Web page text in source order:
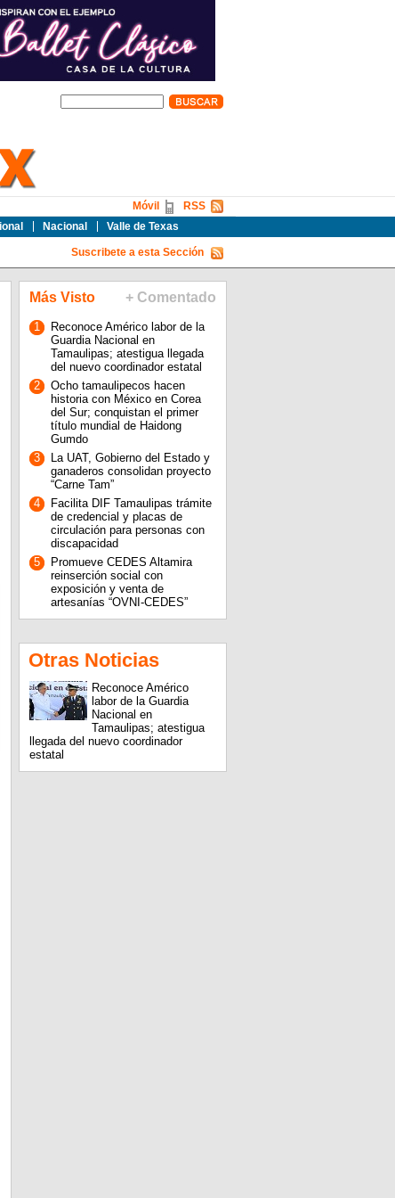
Nacional Valle de Texas
RSS
Móvil
Suscribete a esta Sección
Más Visto + Comentado
1
Reconoce Américo labor de la
Guardia Nacional en
Tamaulipas; atestigua llegada
del nuevo coordinador estatal
2
Ocho tamaulipecos hacen
historia con México en Corea
del Sur; conquistan el primer
título mundial de Haidong
Gumdo
3
La UAT, Gobierno del Estado y
ganaderos consolidan proyecto
“Carne Tam”
4
Facilita DIF Tamaulipas trámite
de credencial y placas de
circulación para personas con
discapacidad
5
Promueve CEDES Altamira
reinserción social con
exposición y venta de
artesanías “OVNI-CEDES”
Otras Noticias
Reconoce Américo
labor de la Guardia
Nacional en
Tamaulipas; atestigua
llegada del nuevo coordinador
estatal